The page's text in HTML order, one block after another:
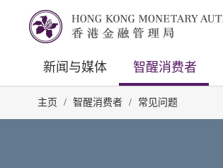
新闻与媒体 智醒消费者
主页 / 智醒消费者 / 常见问题